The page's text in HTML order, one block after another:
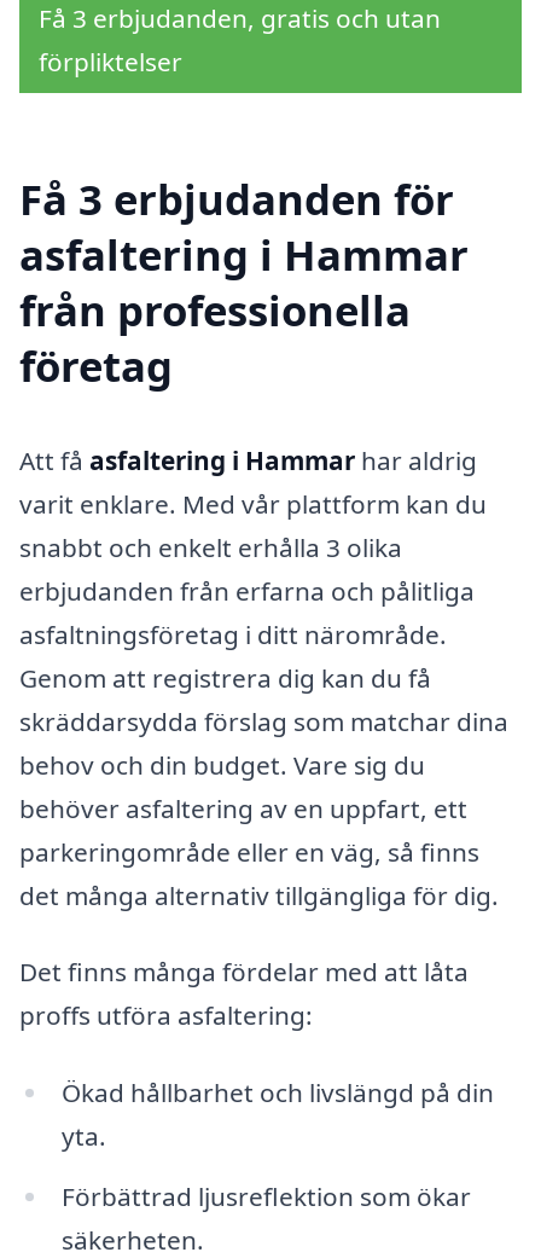
Få 3 erbjudanden, gratis och utan
förpliktelser
Få 3 erbjudanden för
asfaltering i Hammar
från professionella
företag
Att få asfaltering i Hammar har aldrig
varit enklare. Med vår plattform kan du
snabbt och enkelt erhålla 3 olika
erbjudanden från erfarna och pålitliga
asfaltningsföretag i ditt närområde.
Genom att registrera dig kan du få
skräddarsydda förslag som matchar dina
behov och din budget. Vare sig du
behöver asfaltering av en uppfart, ett
parkeringområde eller en väg, så finns
det många alternativ tillgängliga för dig.
Det finns många fördelar med att låta
proffs utföra asfaltering:
Ökad hållbarhet och livslängd på din
yta.
Förbättrad ljusreflektion som ökar
säkerheten.